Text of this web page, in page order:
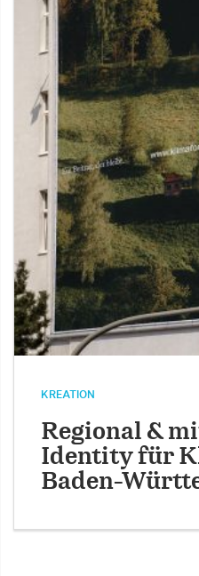
KREATION
Regional &
Identity für
Baden-